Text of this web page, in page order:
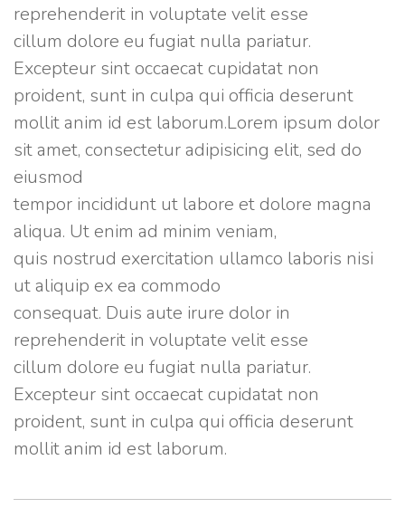
enim
ad
minim
veniam,
quis
nostrud
exercitation
ullamco
laboris
nisi
aliquip
ex
ea
commodo
consequat.
aute
reprehenderit in voluptate velit esse
cillum dolore eu fugiat nulla pariatur.
Excepteur sint occaecat cupidatat non
proident, sunt in culpa qui officia deserunt
mollit anim id est laborum.Lorem ipsum dolor
sit amet, consectetur adipisicing elit, sed do
eiusmod
tempor incididunt ut labore et dolore magna
aliqua. Ut enim ad minim veniam,
quis nostrud exercitation ullamco laboris nisi
ut aliquip ex ea commodo
consequat. Duis aute irure dolor in
reprehenderit in voluptate velit esse
cillum dolore eu fugiat nulla pariatur.
Excepteur sint occaecat cupidatat non
proident, sunt in culpa qui officia deserunt
mollit anim id est laborum.